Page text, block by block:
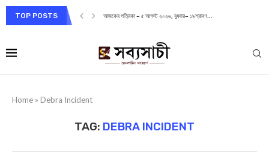
TOP POSTS আজকের পত্রিকা – ৫ আগস্ট ২০২৬, বুধবার– ১৯শ্রাবণ...
Home » Debra Incident
TAG: DEBRA INCIDENT